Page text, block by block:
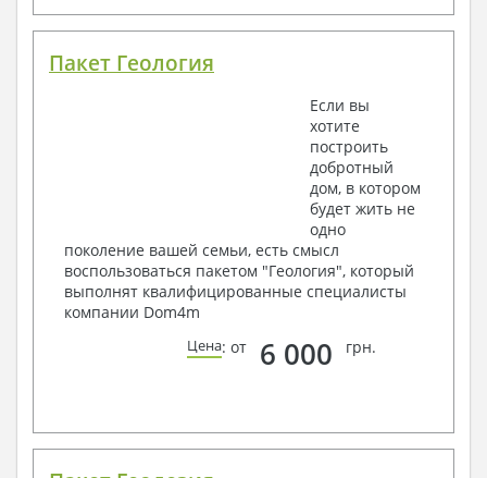
Пакет Геология
Если вы
хотите
построить
добротный
дом, в котором
будет жить не
одно
поколение вашей семьи, есть смысл
воспользоваться пакетом "Геология", который
выполнят квалифицированные специалисты
компании Dom4m
Цена: от 6 000 грн.